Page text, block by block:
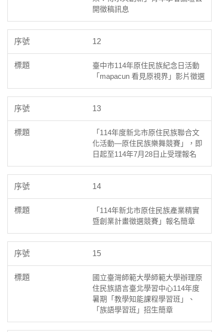
開徵稿訊息
12
臺中市114年原住民族紀念日活動
「mapacun 看見原視界」影片徵選
13
「114年度新北市原住民族聯合文
化活動—原住民族樂舞競賽」，即
日起至114年7月28日止受理報名
14
「114年新北市原住民族產業精實
暨創業計畫徵選競賽」報名簡章
15
國立臺灣師範大學師範大學辦理原
住民族語言臺北學習中心114年度
暑期「教學知能課程學習班」、
「族語學習班」招生簡章